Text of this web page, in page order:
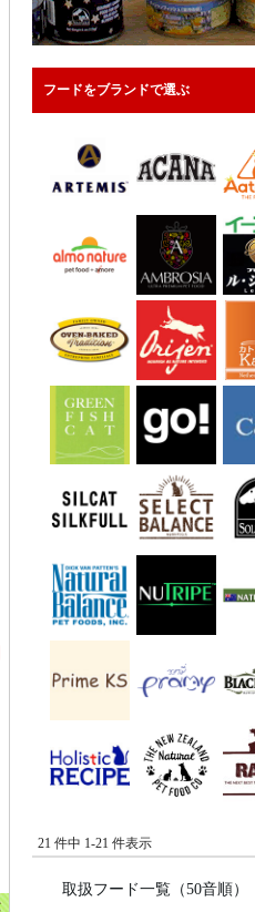
フードをブランドで選ぶ
21 件中 1-21 件表示
取扱フード一覧（50音順）